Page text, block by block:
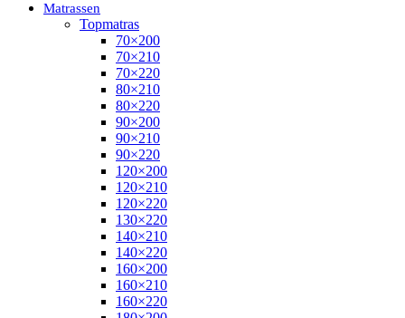
Matrassen
Topmatras
70×200
70×210
70×220
80×210
80×220
90×200
90×210
90×220
120×200
120×210
120×220
130×220
140×210
140×220
160×200
160×210
160×220